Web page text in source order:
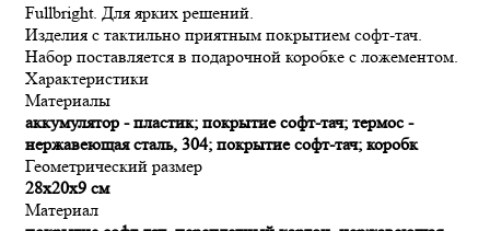
Fullbright. Для ярких решений.
Изделия с тактильно приятным покрытием софт-тач.
Набор поставляется в подарочной коробке с ложементом.
Характеристики
Материалы
аккумулятор - пластик; покрытие софт-тач; термос -
нержавеющая сталь, 304; покрытие софт-тач; коробк
Геометрический размер
28x20x9 см
Материал